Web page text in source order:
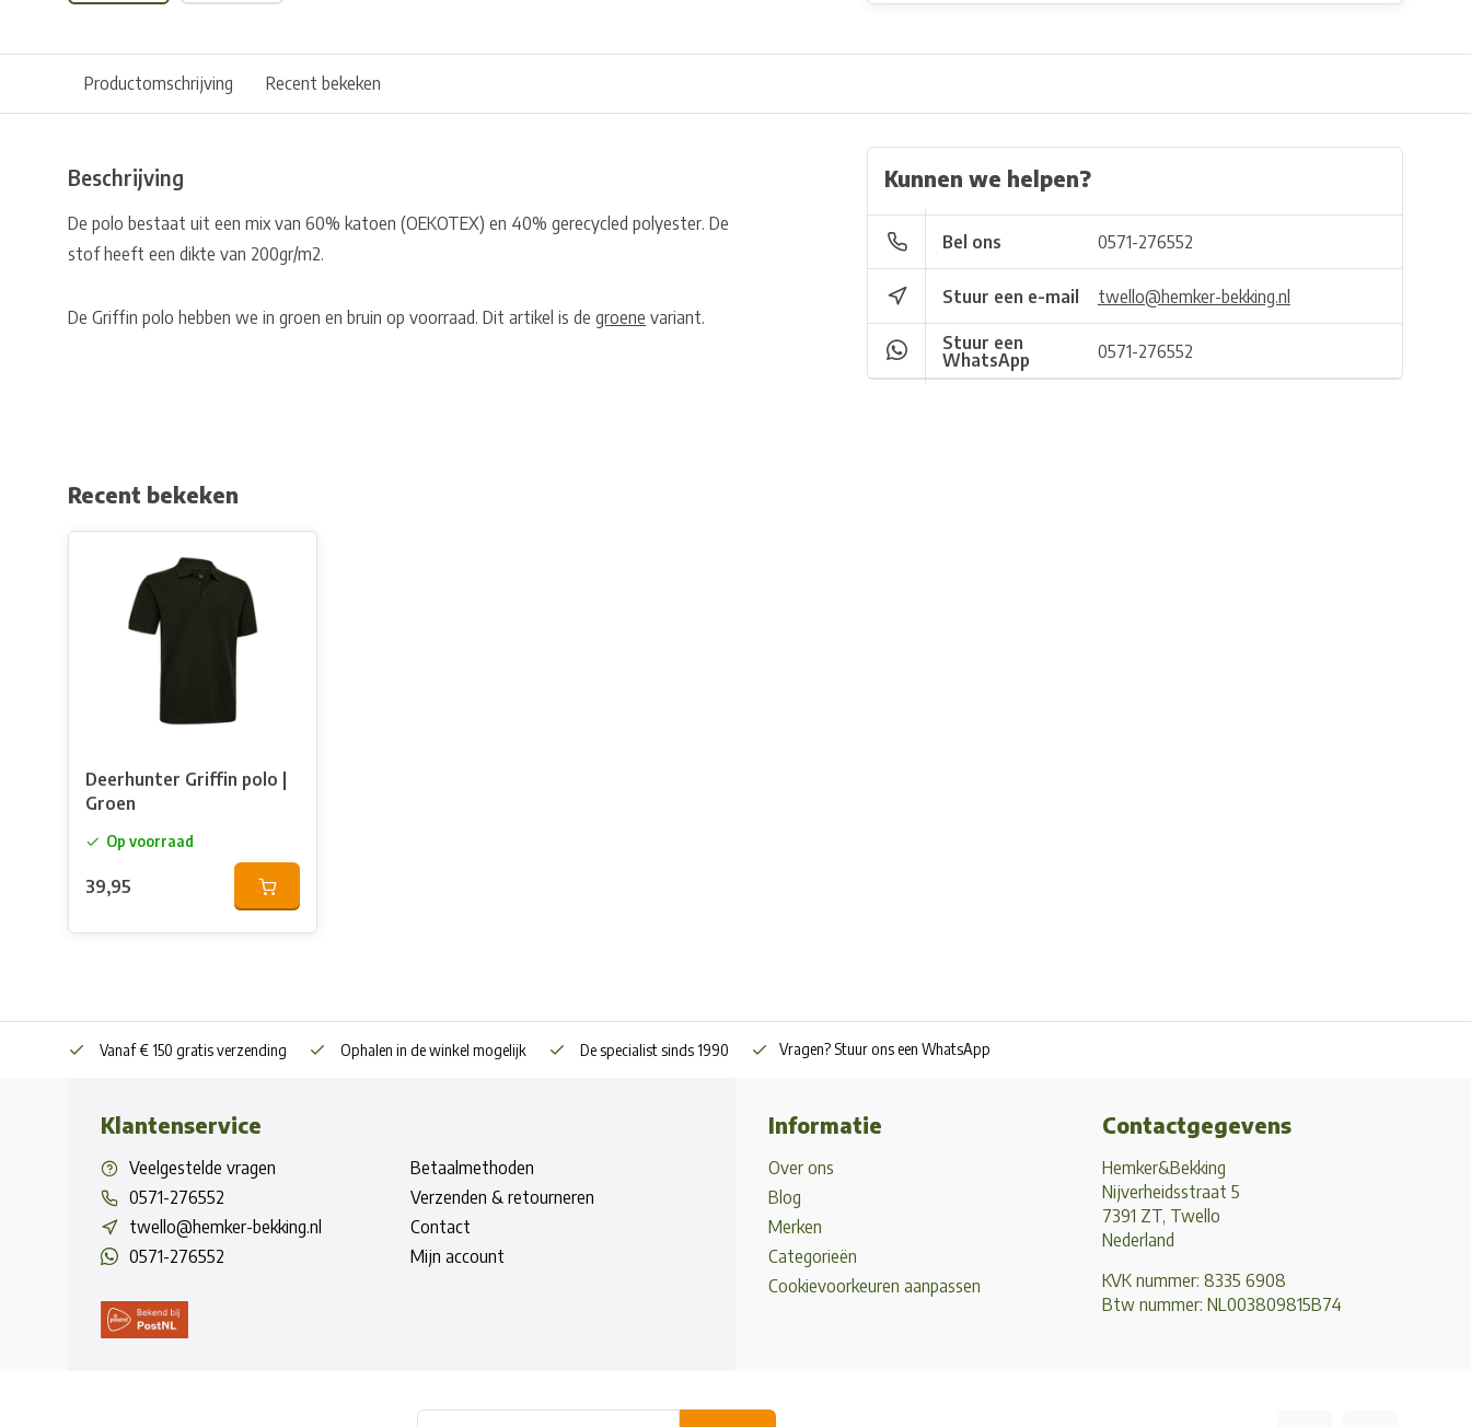
Productomschrijving Recent bekeken
Beschrijving
De polo bestaat uit een mix van 60% katoen (OEKOTEX) en 40% gerecycled polyester. De
stof heeft een dikte van 200gr/m2.
De Griffin polo hebben we in groen en bruin op voorraad. Dit artikel is de groene variant.
Kunnen we helpen?
Bel ons 0571-276552
Stuur een e-mail twello@hemker-bekking.nl
Stuur een
WhatsApp
0571-276552
Recent bekeken
Deerhunter Griffin polo |
Groen
Op voorraad
39,95
Vanaf € 150 gratis verzending Ophalen in de winkel mogelijk De specialist sinds 1990 Vragen? Stuur ons een WhatsApp
Klantenservice
Veelgestelde vragen
0571-276552
twello@hemker-bekking.nl
0571-276552
Betaalmethoden
Verzenden & retourneren
Contact
Mijn account
Informatie
Over ons
Blog
Merken
Categorieën
Cookievoorkeuren aanpassen
Contactgegevens
Hemker&Bekking
Nijverheidsstraat 5
7391 ZT, Twello
Nederland
KVK nummer: 8335 6908
Btw nummer: NL003809815B74